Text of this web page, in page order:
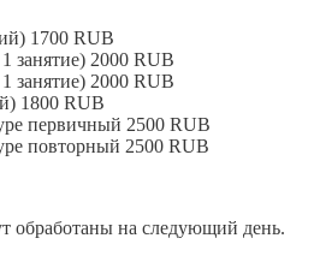
1700 RUB
занятие) 2000 RUB
занятие) 2000 RUB
1800 RUB
первичный 2500 RUB
повторный 2500 RUB
обработаны на следующий день.